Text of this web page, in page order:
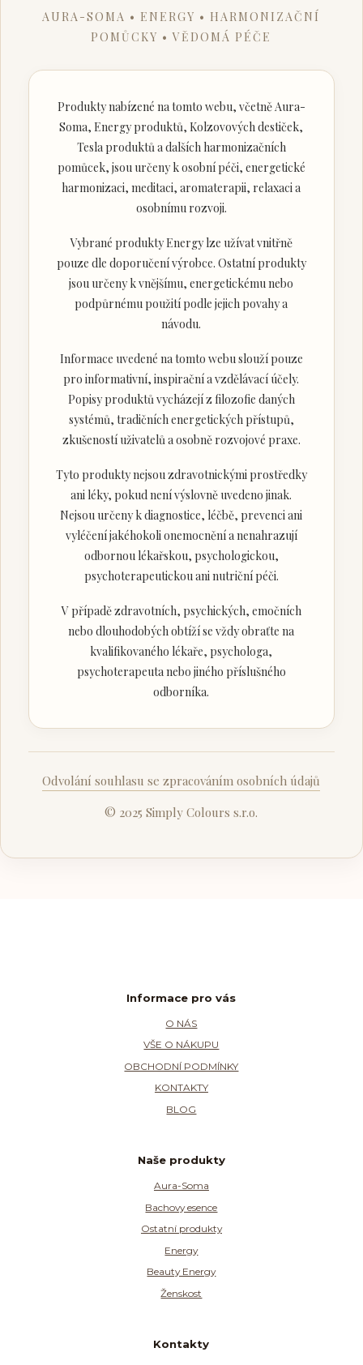
AURA-SOMA • ENERGY • HARMONIZAČNÍ
POMŮCKY • VĚDOMÁ PÉČE
Produkty nabízené na tomto webu, včetně Aura-
Soma, Energy produktů, Kolzovových destiček,
Tesla produktů a dalších harmonizačních
pomůcek, jsou určeny k osobní péči, energetické
harmonizaci, meditaci, aromaterapii, relaxaci a
osobnímu rozvoji.
Vybrané produkty Energy lze užívat vnitřně
pouze dle doporučení výrobce. Ostatní produkty
jsou určeny k vnějšímu, energetickému nebo
podpůrnému použití podle jejich povahy a
návodu.
Informace uvedené na tomto webu slouží pouze
pro informativní, inspirační a vzdělávací účely.
Popisy produktů vycházejí z filozofie daných
systémů, tradičních energetických přístupů,
zkušeností uživatelů a osobně rozvojové praxe.
Tyto produkty nejsou zdravotnickými prostředky
ani léky, pokud není výslovně uvedeno jinak.
Nejsou určeny k diagnostice, léčbě, prevenci ani
vyléčení jakéhokoli onemocnění a nenahrazují
odbornou lékařskou, psychologickou,
psychoterapeutickou ani nutriční péči.
V případě zdravotních, psychických, emočních
nebo dlouhodobých obtíží se vždy obraťte na
kvalifikovaného lékaře, psychologa,
psychoterapeuta nebo jiného příslušného
odborníka.
Odvolání souhlasu se zpracováním osobních údajů
© 2025 Simply Colours s.r.o.
Informace pro vás
O NÁS
VŠE O NÁKUPU
OBCHODNÍ PODMÍNKY
KONTAKTY
BLOG
Naše produkty
Aura-Soma
Bachovy esence
Ostatní produkty
Energy
Beauty Energy
Ženskost
Kontakty